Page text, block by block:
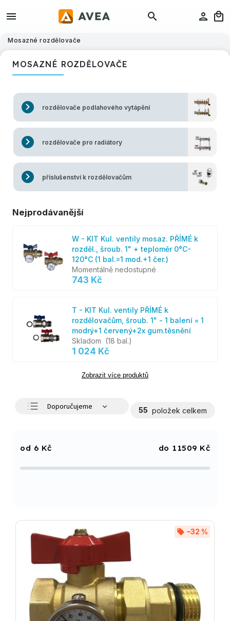
Mosazné rozdělovače
MOSAZNÉ ROZDĚLOVAČE
rozdělovače podlahového vytápění
rozdělovače pro radiátory
příslušenství k rozdělovačům
Nejprodávanější
W - KIT Kul. ventily mosaz. PŘÍMÉ k
rozděl., šroub. 1" + teploměr 0°C-
120°C (1 bal.=1 mod.+1 čer.)
Momentálně nedostupné
743 Kč
T - KIT Kul. ventily PŘÍMÉ k
rozdělovačům, šroub. 1" - 1 balení = 1
modrý+1 červený+2x gum.těsnění
Skladom (18 bal.)
1 024 Kč
Zobrazit více produktů
Doporučujeme
Abecedně
55 položek celkem
6 Kč 11509 Kč
–32 %